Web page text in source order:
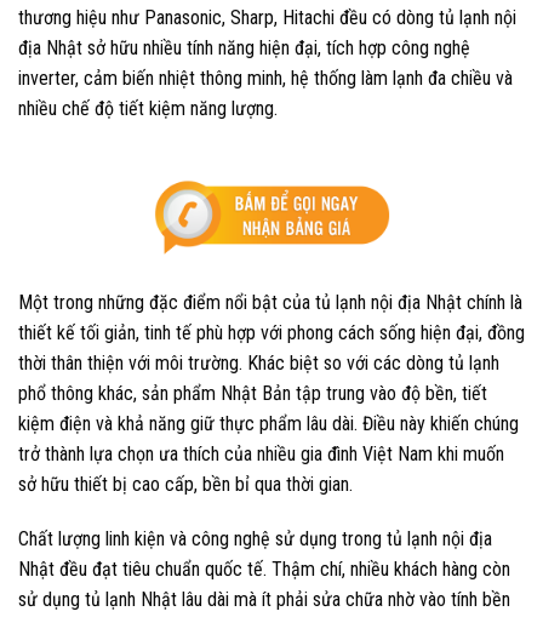
thương hiệu như Panasonic, Sharp, Hitachi đều có dòng tủ lạnh nội
địa Nhật sở hữu nhiều tính năng hiện đại, tích hợp công nghệ
inverter, cảm biến nhiệt thông minh, hệ thống làm lạnh đa chiều và
nhiều chế độ tiết kiệm năng lượng.
Một trong những đặc điểm nổi bật của tủ lạnh nội địa Nhật chính là
thiết kế tối giản, tinh tế phù hợp với phong cách sống hiện đại, đồng
thời thân thiện với môi trường. Khác biệt so với các dòng tủ lạnh
phổ thông khác, sản phẩm Nhật Bản tập trung vào độ bền, tiết
kiệm điện và khả năng giữ thực phẩm lâu dài. Điều này khiến chúng
trở thành lựa chọn ưa thích của nhiều gia đình Việt Nam khi muốn
sở hữu thiết bị cao cấp, bền bỉ qua thời gian.
Chất lượng linh kiện và công nghệ sử dụng trong tủ lạnh nội địa
Nhật đều đạt tiêu chuẩn quốc tế. Thậm chí, nhiều khách hàng còn
sử dụng tủ lạnh Nhật lâu dài mà ít phải sửa chữa nhờ vào tính bền